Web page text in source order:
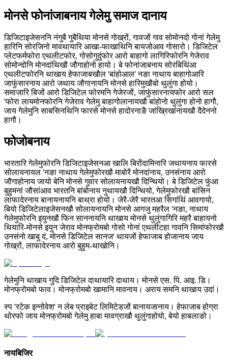
मोनसे फोनांजाबनाय गेलेमु समाज दानाय
डिजिटाइजेसननि नंगुबै गुबैथिया मोनसे गोख्रों, गावजों गाव सोमोनदो गोनां गेलेमु
हारिनि सोरजिनो मावथायारि आखा-फाखाथिनि बायजोआव गोसारो। डिजिटेल
प्लेटफर्मफोरा एथलीटफोर, गोसोगुदुंफोर आरो बाहागो लागिरिफोरनि गेजेराव
सोमोन्दोनि मोनदांथिखौ जौगाहोनो हायो। बे फोनांजाबनाय सोरबिथिंआ
एथलीटफोरनि थाखाय हेफाजाबखौल 'बांहोआल' नङा नाथाय बाहागोआरि
जाफुंसारनाय आरो जथाय जौगानायनि मोनसे हारिमुखौबो थुलुंगा होयो।
समाजारि बिजों आरो डिजिटेल फोरमनि गेजेरजों, जाफुंसारनायफोर आरो सल
'फोरा लायमोनफोरनि गेजेराव गेलेमु बाहागोलानायखौ बांहोनो थुलुंगा होनो हागौ,
जाय गेलेमुनि साबसिनथिनि फारसे मोनसे हादोरनाङै जांख्रिखांनायखौ दैदेननो
हागौ।
फोजोबनाय
भारतारि गेलेमुफोरनि डिजिटाइजेसनआ खालि बिरोंदामिनारि जथायनाय फारसे
सोलायनायल 'नङा नाथाय गेलेमुफोरखौ माबोरै मोनदांनाय, उनसंनाय आरो
जौगाहोनाय जायो बेनि मोनसे गुवार सोलायनायखौ दिन्थियो। बे डिजिटेल फुंआ
बुहुमनां जौसांआव भारतनि बांबोनाय नुथायखौ दिन्थियो, गेलेमुफोरखौ बांसिन
लाफादेरनाय बानायनायनि बाथ्रा होयो। जेरै-जेरै भारतआ सिगांथिं आवगायो,
बियो डिजिटेलाइजेसनखौ सोलायनायनि मोनसे आगजु महरैल 'नङा, नाथाय
गेलेमुफोरनि इयुनखौ फिन साननायनि थाखाय मोनसे थुलुंगागिरि महरै बाहायनो
थियारि-मोनसे इयुन जेराव मोनफ्रोमबो गोसो गोनां एथलीटहा गावनि सिमांफोरखौ
उनसंनो खाबु दं, मोनसे डिजिटेल सानज' थायजों हेफाजाब होजानाय जाय
गोख्रों, लाफादेरनाय आरो बुहुम-थाखोनि।
गेलेमुनि थाखाय गुदि डिजिटेल दाथायारि दाथाय। मोनसे एस. पि. आइ. डि।
मोनफ्रोमबो फाव। मोनफ्रोमबो खामानि मावनाय। अराय समनि थाखाय उदां।
स्प 'रटेक इन्नोवेश' न लेब प्राइबेट लिमिटेडजों बानायजानाय। हेफाजाब होग्रा
थोरफो जाय मोनफ्रोमबो गेलेमु हाबा मावग्राखौ थुलुंगाहोयो, बेयो हाबलाङो।
नायबिजिर